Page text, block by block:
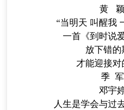
黄 颖
“当明天 叫醒我
一首《到时说
放下错的
才能迎接对
季 军
邓宇
人生是学会与过